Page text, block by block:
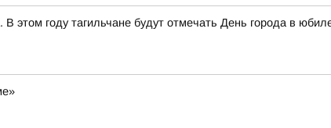
этом году тагильчане будут отмечать День города в